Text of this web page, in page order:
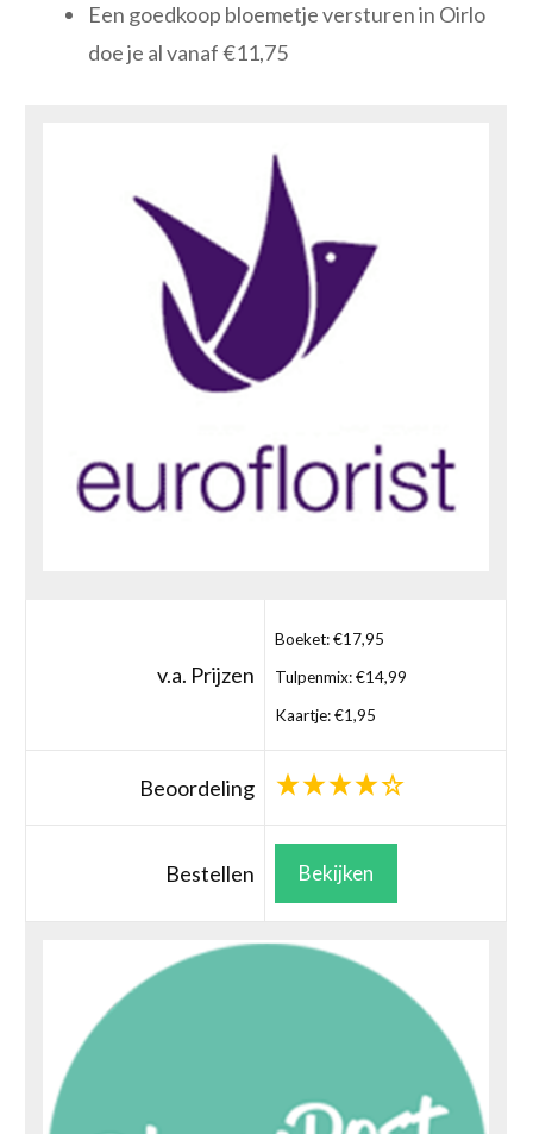
Een goedkoop bloemetje versturen in Oirlo
doe je al vanaf €11,75
v.a. Prijzen
Boeket: €17,95
Tulpenmix: €14,99
Kaartje: €1,95
Beoordeling
Bestellen Bekijken